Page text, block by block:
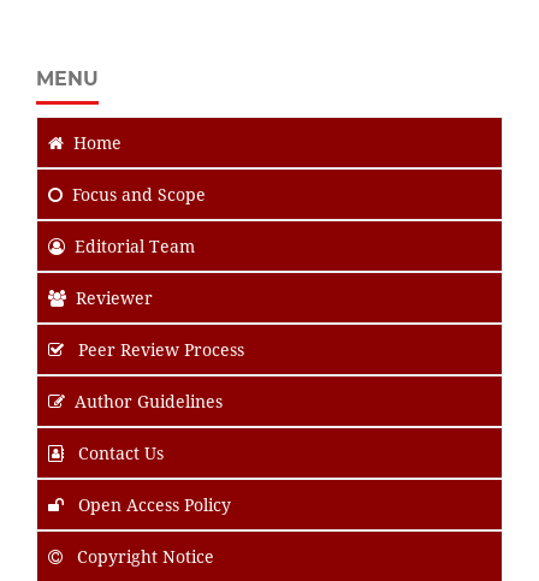
MENU
Home
Focus and Scope
Editorial Team
Reviewer
Peer Review Process
Author Guidelines
Contact Us
Open Access Policy
Copyright Notice